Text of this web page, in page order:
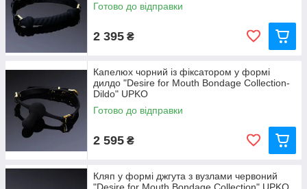
Готово до відправки
2 395 ₴
Капелюх чорний із фіксатором у формі
дилдо "Desire for Mouth Bondage Collection-
Dildo" UPKO
Готово до відправки
2 595 ₴
Кляп у формі джгута з вузлами червоний